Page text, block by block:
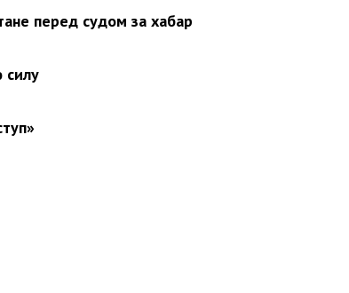
перед судом за хабар
силу